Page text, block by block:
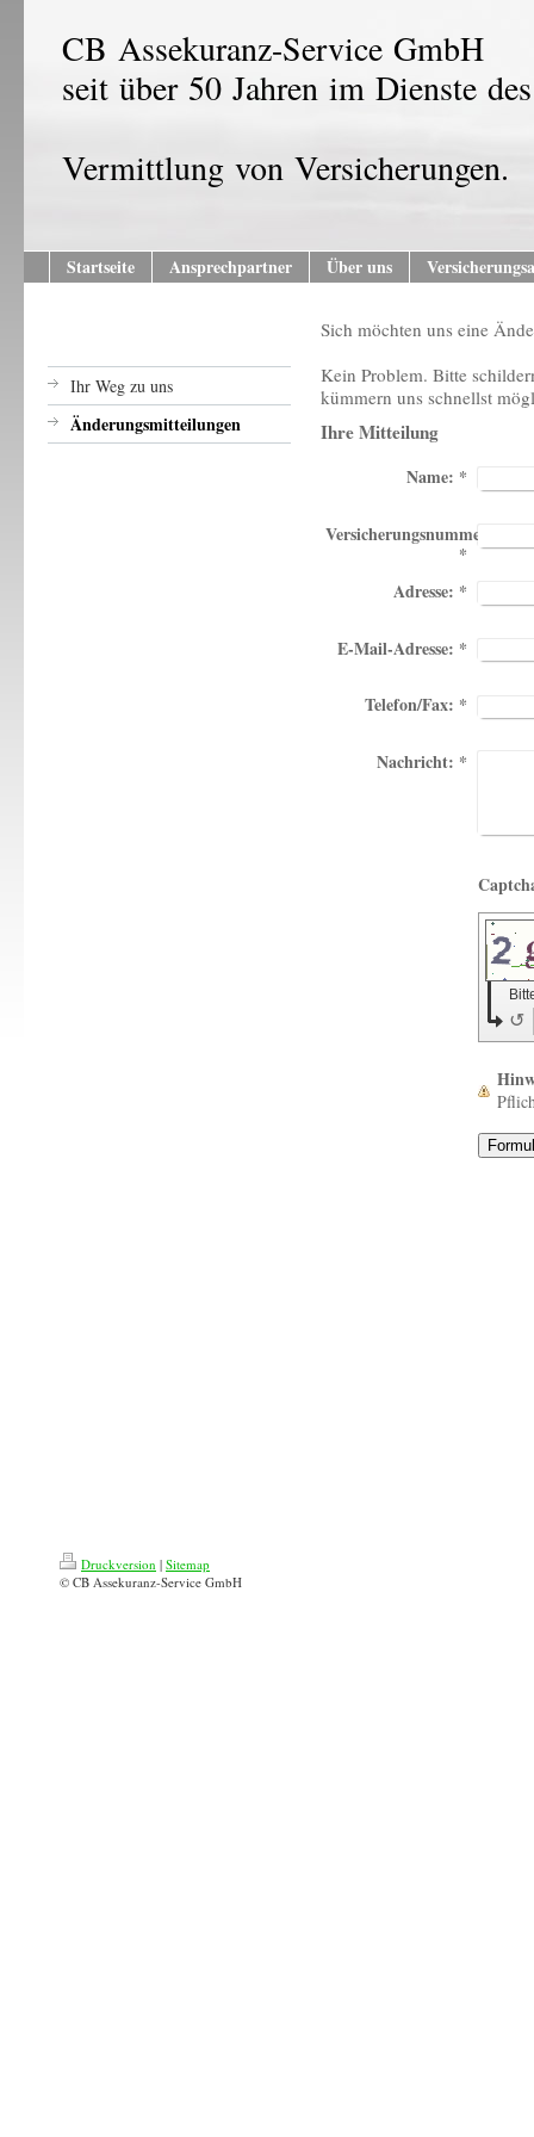
CB Assekuranz-Service GmbH
seit über 50 Jahren im Dienste
Vermittlung von Versicherungen.
Startseite Ansprechpartner Über uns
Ihr Weg zu uns
Änderungsmitteilungen
Sich möchten uns eine
Kein Problem. Bitte
kümmern uns schnellst
Ihre Mitteilung
Name: *
Versicherungsnummer
*
Adresse: *
E-Mail-Adresse: *
Telefon/Fax: *
Nachricht: *
↺
Druckversion | Sitemap
© CB Assekuranz-Service GmbH